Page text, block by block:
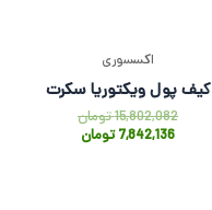
اکسسوری
کیف پول ویکتوریا سکرت
15,802,082تومان
7,842,136 تومان